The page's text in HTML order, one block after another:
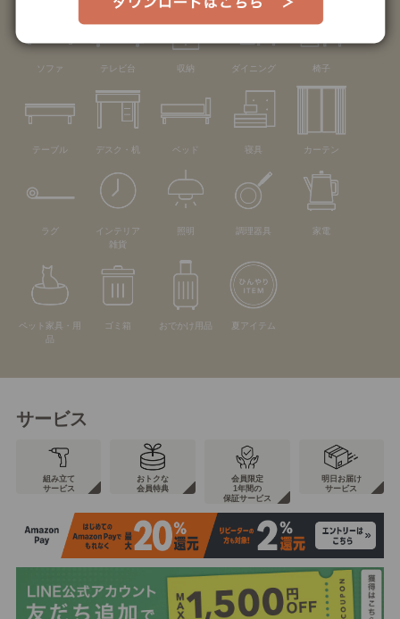
ソファ テレビ台 収納 ダイニング 椅子
テーブル デスク・机 ベッド 寝具 カーテン
ラグ
インテリア
雑貨
照明 調理器具 家電
ペット家具・用
品
ゴミ箱 おでかけ用品 夏アイテム
サービス
組み立て
サービス
おトクな
会員特典
会員限定
1年間の
保証サービス
明日お届け
サービス